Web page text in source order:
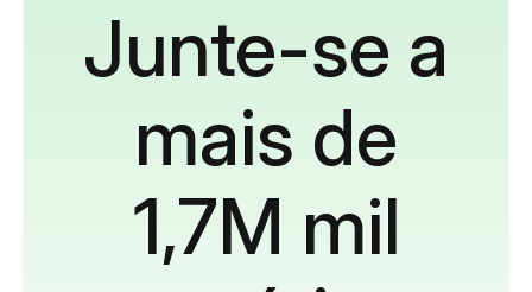
Junte-se a
mais de
1,7M mil